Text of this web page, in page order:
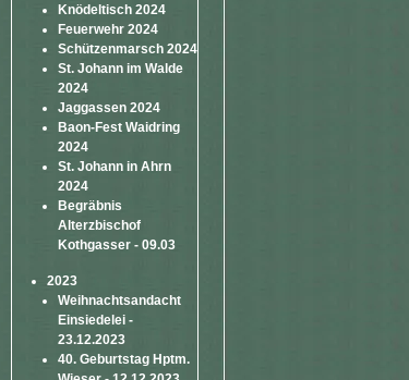
Knödeltisch 2024
Feuerwehr 2024
Schützenmarsch 2024
St. Johann im Walde
2024
Jaggassen 2024
Baon-Fest Waidring
2024
St. Johann in Ahrn
2024
Begräbnis
Alterzbischof
Kothgasser - 09.03
2023
Weihnachtsandacht
Einsiedelei -
23.12.2023
40. Geburtstag Hptm.